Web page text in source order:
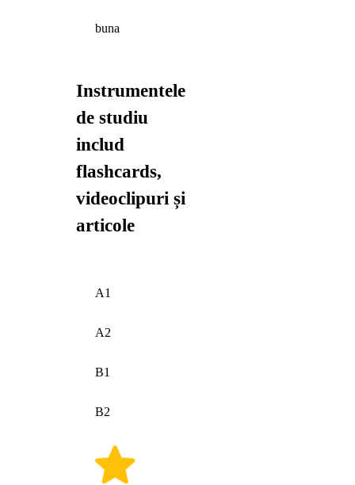
buna
Instrumentele
de studiu
includ
flashcards,
videoclipuri și
articole
A1
A2
B1
B2